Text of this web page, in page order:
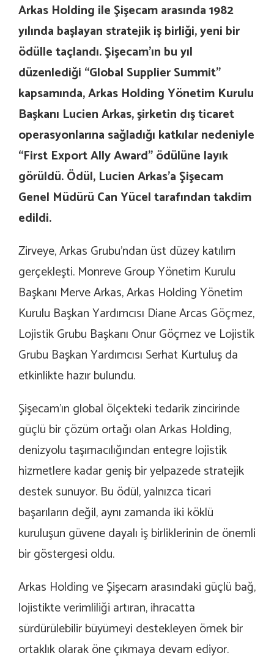
Arkas Holding ile Şişecam arasında 1982
yılında başlayan stratejik iş birliği, yeni bir
ödülle taçlandı. Şişecam’ın bu yıl
düzenlediği “Global Supplier Summit”
kapsamında, Arkas Holding Yönetim Kurulu
Başkanı Lucien Arkas, şirketin dış ticaret
operasyonlarına sağladığı katkılar nedeniyle
“First Export Ally Award” ödülüne layık
görüldü. Ödül, Lucien Arkas’a Şişecam
Genel Müdürü Can Yücel tarafından takdim
edildi.
Zirveye, Arkas Grubu’ndan üst düzey katılım
gerçekleşti. Monreve Group Yönetim Kurulu
Başkanı Merve Arkas, Arkas Holding Yönetim
Kurulu Başkan Yardımcısı Diane Arcas Göçmez,
Lojistik Grubu Başkanı Onur Göçmez ve Lojistik
Grubu Başkan Yardımcısı Serhat Kurtuluş da
etkinlikte hazır bulundu.
Şişecam’ın global ölçekteki tedarik zincirinde
güçlü bir çözüm ortağı olan Arkas Holding,
denizyolu taşımacılığından entegre lojistik
hizmetlere kadar geniş bir yelpazede stratejik
destek sunuyor. Bu ödül, yalnızca ticari
başarıların değil, aynı zamanda iki köklü
kuruluşun güvene dayalı iş birliklerinin de önemli
bir göstergesi oldu.
Arkas Holding ve Şişecam arasındaki güçlü bağ,
lojistikte verimliliği artıran, ihracatta
sürdürülebilir büyümeyi destekleyen örnek bir
ortaklık olarak öne çıkmaya devam ediyor.